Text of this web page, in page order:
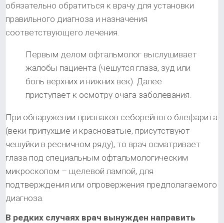
обязательно обратиться к врачу для установки
правильного диагноза и назначения
соответствующего лечения.
Первым делом офтальмолог выслушивает
жалобы пациента (чешутся глаза, зуд или
боль верхних и нижних век). Далее
приступает к осмотру очага заболевания.
При обнаружении признаков себорейного блефарита
(веки припухшие и красноватые, присутствуют
чешуйки в ресничном ряду), то врач осматривает
глаза под специальным офтальмологическим
микроскопом – щелевой лампой, для
подтверждения или опровержения предполагаемого
диагноза.
В редких случаях врач вынужден направить